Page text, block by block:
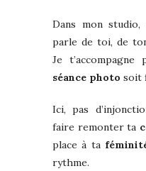
Dans mon
parle de toi, de
Je
séance photo soit
Ici, pas
faire remonter ta
place à ta
rythme.